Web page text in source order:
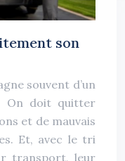
son
souvent d’un
On doit quitter
et de mauvais
Et, avec le tri
transport, leur